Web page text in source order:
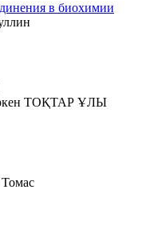
в биохимии
ТОҚТАР ҰЛЫ